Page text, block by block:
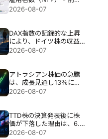
回：5万7千人 予測：8万
2026-08-07
DAX指数の記録的な上昇
により、ドイツ株の収益
目標が引き上げられる
2026-08-07
アトラシアン株価の急騰
は、成長見通し13％にも
かかわらず35％急騰し
2026-08-07
TTD株の決算発表後に株
価が下落した理由は、6.5
億ドル売上見通しで30％
2026-08-07